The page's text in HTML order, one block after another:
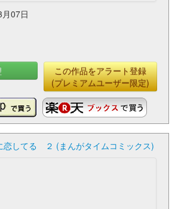
07日
この作品をアラート登録
(プレミアムユーザー限定)
恋してる ２ (まんがタイムコミックス)